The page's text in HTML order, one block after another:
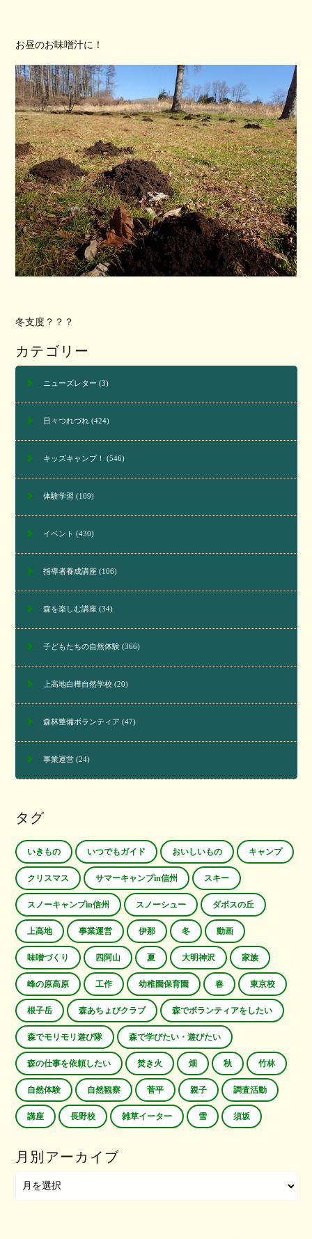
お昼のお味噌汁に！
冬支度？？？
カテゴリー
ニューズレター (3)
日々つれづれ(424)
キッズキャンプ！ (546)
体験学習 (109)
イベント (430)
指導者養成講座(106)
森を楽しむ講座(34)
子どもたちの自然体験(366)
上高地白樺自然学校(20)
森林整備ボランティア (47)
事業運営(24)
タグ
いきもの いつでもガイド おいしいもの キャンプ
クリスマス サマーキャンプin信州 スキー
スノーキャンプin信州 スノーシュー ダボスの丘
上高地 事業運営 伊那 冬 動画
味噌づくり 四阿山 夏 大明神沢 家族
峰の原高原 工作 幼稚園保育園 春 東京校
根子岳 森あちょびクラブ 森でボランティアをしたい
森でモリモリ遊び隊 森で学びたい・遊びたい
森の仕事を依頼したい 焚き火 畑 秋 竹林
自然体験 自然観察 菅平 親子 調査活動
講座 長野校 雑草イーター 雪 須坂
月別アーカイブ